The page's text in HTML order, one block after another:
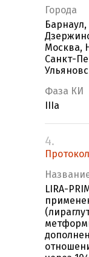
Города
Москва,
Санкт-
Фаза КИ
IIIa
4.
LIRA-